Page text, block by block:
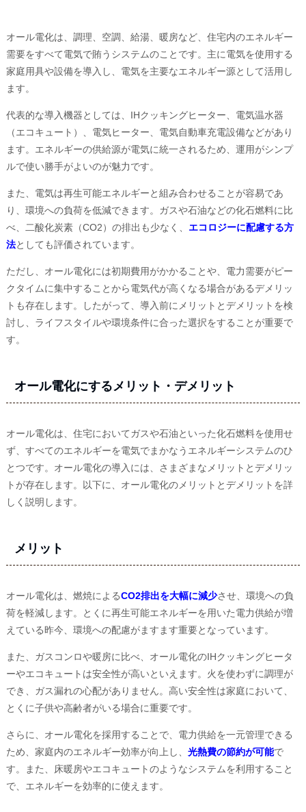
オール電化は、調理、空調、給湯、暖房など、住宅内のエネルギー
需要をすべて電気で賄うシステムのことです。主に電気を使用する
家庭用具や設備を導入し、電気を主要なエネルギー源として活用し
ます。
代表的な導入機器としては、IHクッキングヒーター、電気温水器
（エコキュート）、電気ヒーター、電気自動車充電設備などがあり
ます。エネルギーの供給源が電気に統一されるため、運用がシンプ
ルで使い勝手がよいのが魅力です。
また、電気は再生可能エネルギーと組み合わせることが容易であ
り、環境への負荷を低減できます。ガスや石油などの化石燃料に比
べ、二酸化炭素（CO2）の排出も少なく、 エコロジーに配慮する方
法としても評価されています。
ただし、オール電化には初期費用がかかることや、電力需要がピー
クタイムに集中することから電気代が高くなる場合があるデメリッ
トも存在します。したがって、導入前にメリットとデメリットを検
討し、ライフスタイルや環境条件に合った選択をすることが重要で
す。
オール電化にするメリット・デメリット
オール電化は、住宅においてガスや石油といった化石燃料を使用せ
ず、すべてのエネルギーを電気でまかなうエネルギーシステムのひ
とつです。オール電化の導入には、さまざまなメリットとデメリッ
トが存在します。以下に、オール電化のメリットとデメリットを詳
しく説明します。
メリット
オール電化は、燃焼によるCO2排出を大幅に減少させ、環境への負
荷を軽減します。とくに再生可能エネルギーを用いた電力供給が増
えている昨今、環境への配慮がますます重要となっています。
また、ガスコンロや暖房に比べ、オール電化のIHクッキングヒータ
ーやエコキュートは安全性が高いといえます。火を使わずに調理が
でき、ガス漏れの心配がありません。高い安全性は家庭において、
とくに子供や高齢者がいる場合に重要です。
さらに、オール電化を採用することで、電力供給を一元管理できる
ため、家庭内のエネルギー効率が向上し、 光熱費の節約が可能で
す。また、床暖房やエコキュートのようなシステムを利用すること
で、エネルギーを効率的に使えます。